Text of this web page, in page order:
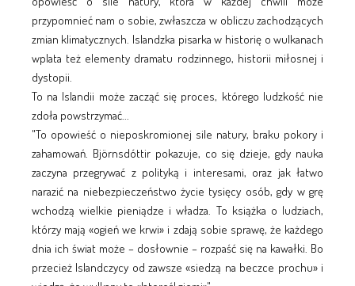
przypomnieć nam o sobie, zwłaszcza w obliczu zachodzących
zmian klimatycznych. Islandzka pisarka w historię o wulkanach
wplata też elementy dramatu rodzinnego, historii miłosnej i
dystopii.
To na Islandii może zacząć się proces, którego ludzkość nie
zdoła powstrzymać...
"To opowieść o nieposkromionej sile natury, braku pokory i
zahamowań. Björnsdóttir pokazuje, co się dzieje, gdy nauka
zaczyna przegrywać z polityką i interesami, oraz jak łatwo
narazić na niebezpieczeństwo życie tysięcy osób, gdy w grę
wchodzą wielkie pieniądze i władza. To książka o ludziach,
którzy mają «ogień we krwi» i zdają sobie sprawę, że każdego
dnia ich świat może – dosłownie – rozpaść się na kawałki. Bo
przecież Islandczycy od zawsze «siedzą na beczce prochu» i